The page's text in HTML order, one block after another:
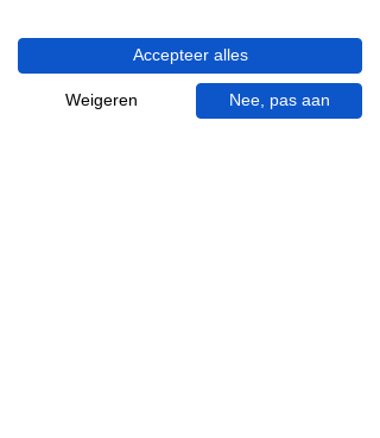
Toilet renovatie
Visgraat tegelsAccepteer alles
Weigeren Nee, pas aan